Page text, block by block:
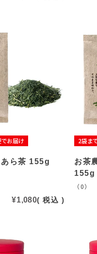
でお届け
ら茶 155g
¥1,080 税込
2袋ま
お茶
155g
（0）